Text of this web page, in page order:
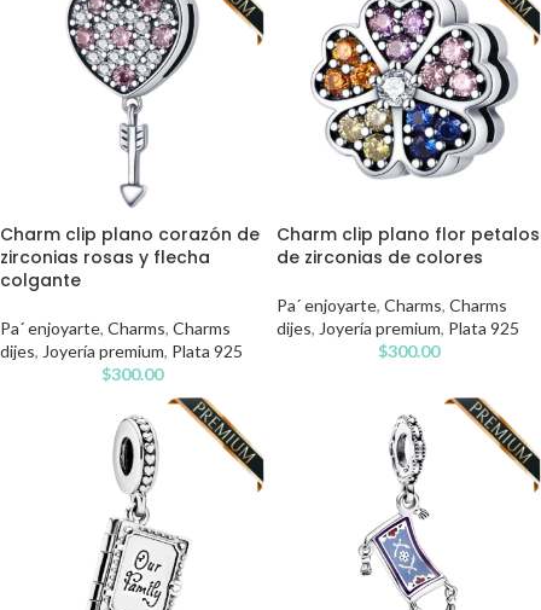
Charm clip plano corazón de
zirconias rosas y flecha
colgante
Pa´ enjoyarte, Charms, Charms
dijes, Joyería premium, Plata 925
$300.00
Charm clip plano flor petalos
de zirconias de colores
Pa´ enjoyarte, Charms, Charms
dijes, Joyería premium, Plata 925
$300.00